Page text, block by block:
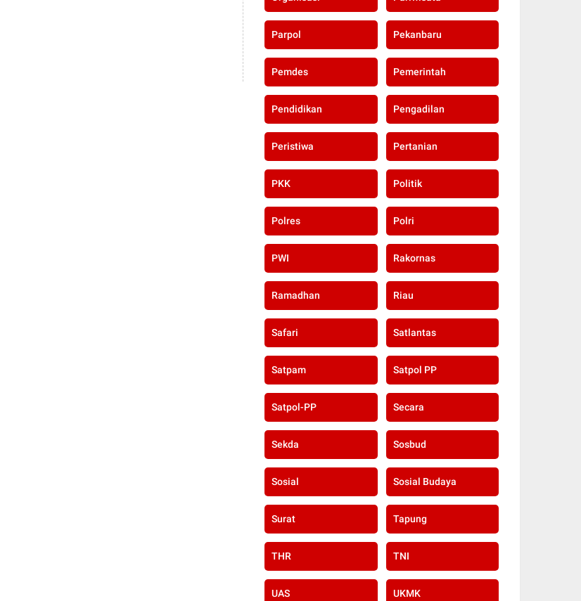
Parpol Pekanbaru
Pemdes Pemerintah
Pendidikan Pengadilan
Peristiwa Pertanian
PKK Politik
Polres Polri
PWI Rakornas
Ramadhan Riau
Safari Satlantas
Satpam Satpol PP
Satpol-PP Secara
Sekda Sosbud
Sosial Sosial Budaya
Surat Tapung
THR TNI
UAS UKMK